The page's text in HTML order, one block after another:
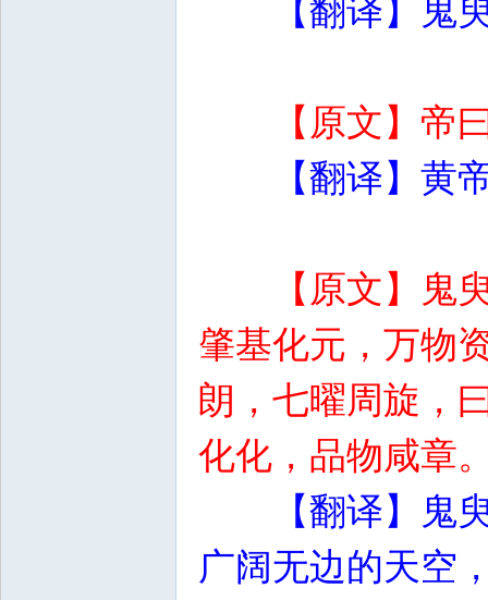
【翻译】鬼
【原文】帝
【翻译】黄
【原文】鬼
肇基化元，万物
朗，七曜周旋，
化化，品物咸章
【翻译】鬼
广阔无边的天空